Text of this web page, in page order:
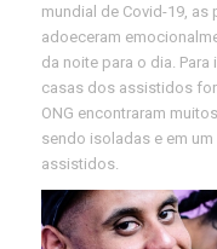
mundial de Covid-19, as
adoeceram
da noite para o dia.
casas dos assistidos
ONG encontraram
sendo isoladas e em
assistidos.